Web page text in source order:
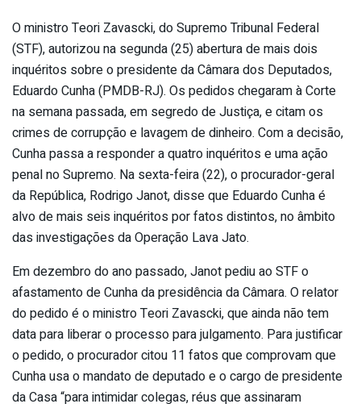
O ministro Teori Zavascki, do Supremo Tribunal Federal
(STF), autorizou na segunda (25) abertura de mais dois
inquéritos sobre o presidente da Câmara dos Deputados,
Eduardo Cunha (PMDB-RJ). Os pedidos chegaram à Corte
na semana passada, em segredo de Justiça, e citam os
crimes de corrupção e lavagem de dinheiro. Com a decisão,
Cunha passa a responder a quatro inquéritos e uma ação
penal no Supremo. Na sexta-feira (22), o procurador-geral
da República, Rodrigo Janot, disse que Eduardo Cunha é
alvo de mais seis inquéritos por fatos distintos, no âmbito
das investigações da Operação Lava Jato.
Em dezembro do ano passado, Janot pediu ao STF o
afastamento de Cunha da presidência da Câmara. O relator
do pedido é o ministro Teori Zavascki, que ainda não tem
data para liberar o processo para julgamento. Para justificar
o pedido, o procurador citou 11 fatos que comprovam que
Cunha usa o mandato de deputado e o cargo de presidente
da Casa “para intimidar colegas, réus que assinaram